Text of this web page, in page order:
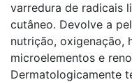
varredura de radicais
cutâneo. Devolve a
nutrição, oxigenação,
microelementos e
Dermatologicamente